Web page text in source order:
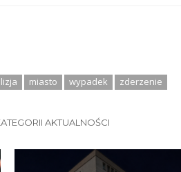
miasto wypadek zderzenie
AKTUALNOŚCI